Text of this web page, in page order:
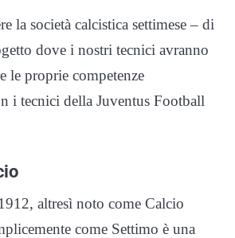
la società calcistica settimese – di
dove i nostri tecnici avranno
le proprie competenze
i tecnici della Juventus Football
altresì noto come Calcio
come Settimo è una